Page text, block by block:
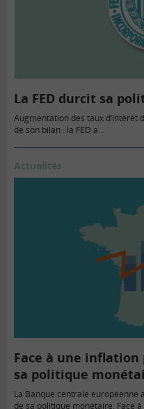
La FED durcit sa
Augmentation des taux d’intérêt
de son bilan : la FED a…
Actualités
Face à une inflation
sa politique
La Banque centrale européenne
de sa politique monétaire. Face